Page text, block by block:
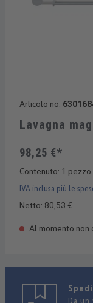
Articolo no:
Lavagna
98,25 €*
Contenuto: 1 pezzo
IVA inclusa più le
Netto: 80,53 €
Al momento non
Da